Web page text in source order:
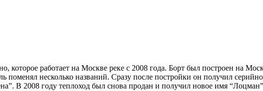
которое работает на Москве реке с 2008 года. Борт был построен на
поменял несколько названий. Сразу после постройки он получил
В 2008 году теплоход был снова продан и получил новое имя